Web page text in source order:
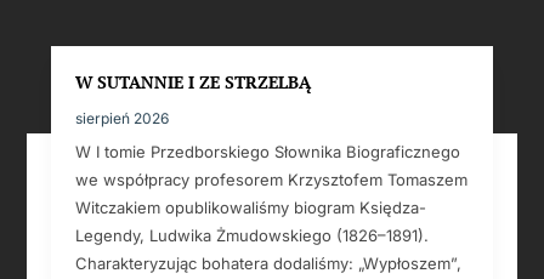
W SUTANNIE I ZE STRZELBĄ
sierpień 2026
W I tomie Przedborskiego Słownika Biograficznego
we współpracy profesorem Krzysztofem Tomaszem
Witczakiem opublikowaliśmy biogram Księdza-
Legendy, Ludwika Żmudowskiego (1826–1891).
Charakteryzując bohatera dodaliśmy: „Wypłoszem”,